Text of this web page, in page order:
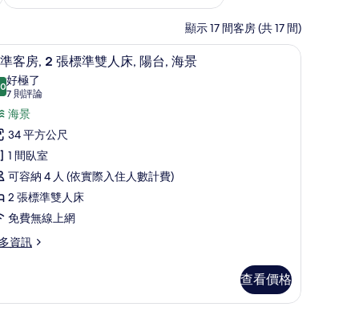
顯示 17 間客房 (共 17 間)
簾 標準客房, 2 張標準雙人床, 陽台, 海景 | 迷你
8 客房, 2 張標準雙人床, 陽台, 海景
分，滿分 10 分
好極了
7 則評論
(7
則
評
論)
海景
34 平方公尺
1 間臥室
可容納 4 人 (依實際入住人數計費)
2 張標準雙人床
免費無線上網
資訊
查看價格